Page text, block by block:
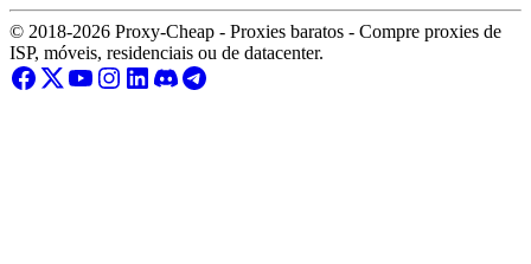
© 2018-2026 Proxy-Cheap - Proxies baratos - Compre proxies de
ISP, móveis, residenciais ou de datacenter.